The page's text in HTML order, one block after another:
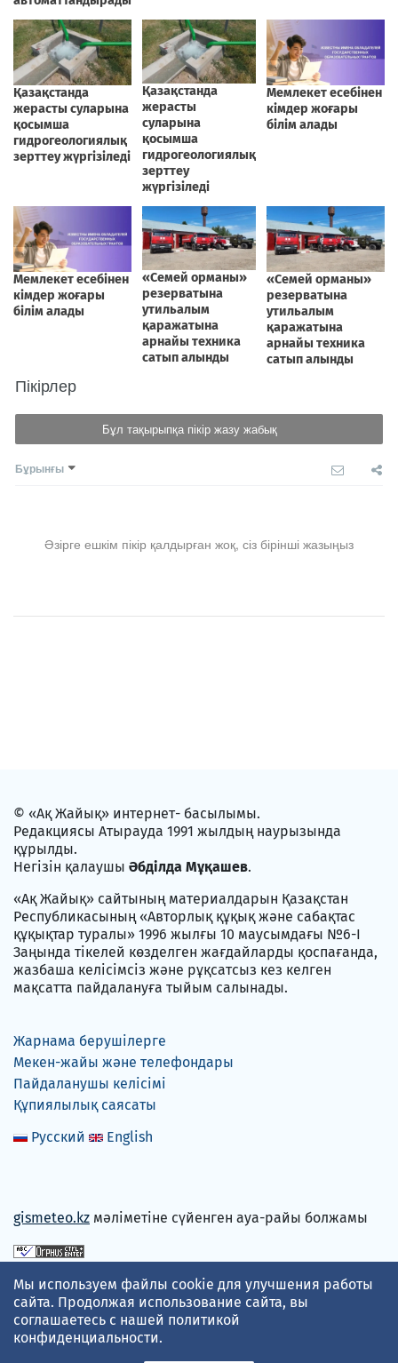
Пікірлер
Бұл тақырыпқа пікір жазу жабық
Бұрынғы
Әзірге ешкім пікір қалдырған жоқ, сіз бірінші жазыңыз
© «Ақ Жайық» интернет- басылымы.
Редакциясы Атырауда 1991 жылдың наурызында
құрылды.
Негізін қалаушы Әбділда Мұқашев.
«Ақ Жайық» сайтының материалдарын Қазақстан
Республикасының «Авторлық құқық және сабақтас
құқықтар туралы» 1996 жылғы 10 маусымдағы №6-I
Заңында тікелей көзделген жағдайларды қоспағанда,
жазбаша келісімсіз және рұқсатсыз кез келген
мақсатта пайдалануға тыйым салынады.
Жарнама берушілерге
Мекен-жайы және телефондары
Пайдаланушы келісімі
Құпиялылық саясаты
Русский
English
gismeteo.kz мәліметіне сүйенген ауа-райы болжамы
Төлем карталарын қабылдаймыз
Мы используем файлы cookie для улучшения работы
сайта. Продолжая использование сайта, вы
соглашаетесь с нашей политикой
конфиденциальности.